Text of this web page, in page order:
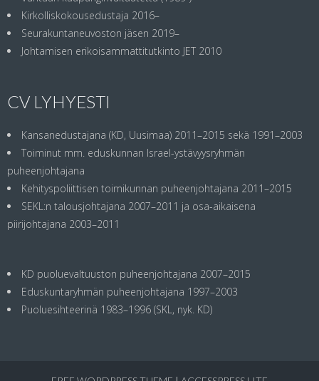
Kirkolliskokousedustaja 2016–
Seurakuntaneuvoston jäsen 2019–
Johtamisen erikoisammattitutkinto JET 2010
CV LYHYESTI
Kansanedustajana (KD, Uusimaa) 2011–2015 sekä 1991–2003
Toiminut mm. eduskunnan Israel-ystävyysryhmän
puheenjohtajana
Kehityspoliittisen toimikunnan puheenjohtajana 2011–2015
SEKL:n talousjohtajana 2007–2011 ja osa-aikaisena
piirijohtajana 2003–2011
KD puoluevaltuuston puheenjohtajana 2007–2015
Eduskuntaryhmän puheenjohtajana 1997–2003
Puoluesihteerinä 1983–1996 (SKL, nyk. KD)